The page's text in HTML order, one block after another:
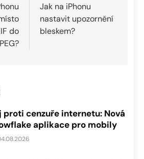
do
Jak na iPhonu
nastavit upozornění
bleskem?
proti cenzuře internetu: Nová
aplikace pro mobily